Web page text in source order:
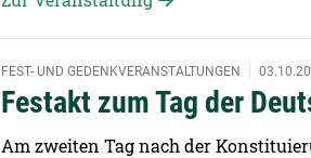
Festakt zum Tag der
FEST- UND GEDENKVERANSTALTUNGEN
Am zweiten Tag nach der